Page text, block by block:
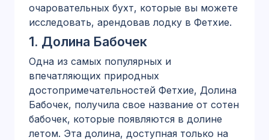
очаровательных бухт, которые вы можете
исследовать, арендовав лодку в Фетхие.
1. Долина Бабочек
Одна из самых популярных и
впечатляющих природных
достопримечательностей Фетхие, Долина
Бабочек, получила свое название от сотен
бабочек, которые появляются в долине
летом. Эта долина, доступная только на